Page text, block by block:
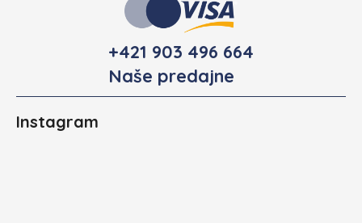
+421 903 496 664
Naše predajne
Instagram